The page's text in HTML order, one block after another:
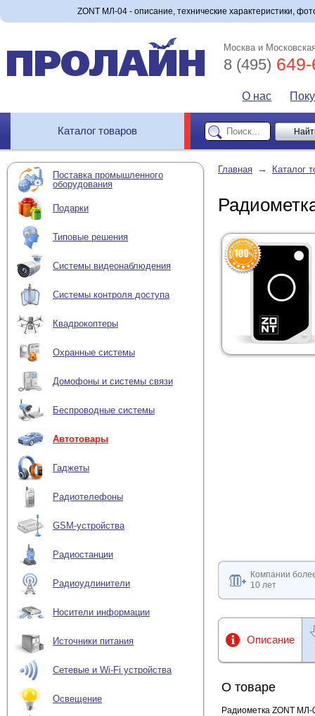
ZONT МЛ-04 - описание, технические характеристики,
Москва и
8 (495)
О нас
Каталог товаров
Поставка промышленного
оборудования
Подарки
Типовые решения
Системы видеонаблюдения
Системы контроля доступа
Квадрокоптеры
Охранные системы
Домофоны и системы связи
Беспроводные системы
Автотовары
Гаджеты
Радиотелефоны
GSM-устройства
Радиостанции
Радиоудлинители
Носители информации
Источники питания
Сетевые и Wi-Fi устройства
Освещение
Главная → Каталог
Компании
10 лет
Описание
О товаре
Радиометка ZONT МЛ-